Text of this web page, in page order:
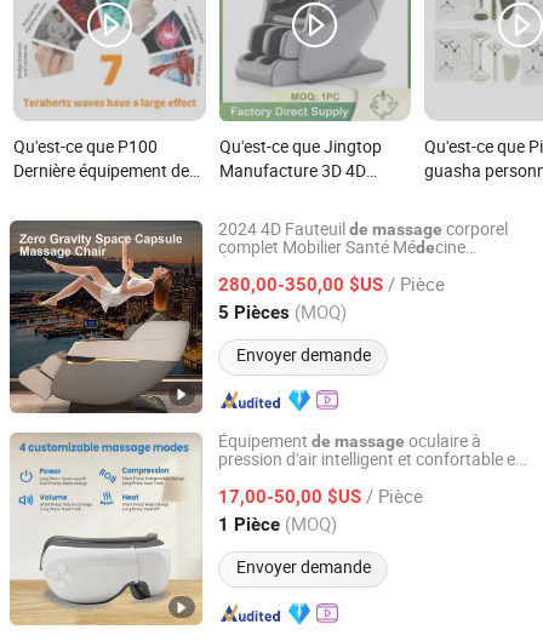
Qu'est-ce que P100
Dernière équipement de
amovible par thérapie
photonique à ondes
térahertz
Qu'est-ce que Jingtop
Manufacture 3D 4D
Équipement de Massage
Sans Fil Bluetooth avec
Massager de Santé
Qu'est-ce que
guasha
jade, planches
massage
de jade pour
2024 4D Fauteuilde massage corporel
complet Mobilier Santé Médecine
280,00-350,00 $US / Pièce
5 Pièces (MOQ)
Envoyer demande
Dongguan Nisheng Health Technology Co., Ltd.
Guangdong, China Depuis 2024
Équipement de massage oculaire à
pression d'air intelligent et confortable en
17,00-50,00 $US / Pièce
1 Pièce (MOQ)
Envoyer demande
Taizhou Kaisum Fitness Equipment Co., Ltd.
Depuis 2026